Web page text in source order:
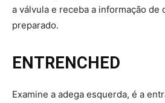
a válvula e receba a informação de
preparado.
ENTRENCHED
Examine a adega esquerda, é a